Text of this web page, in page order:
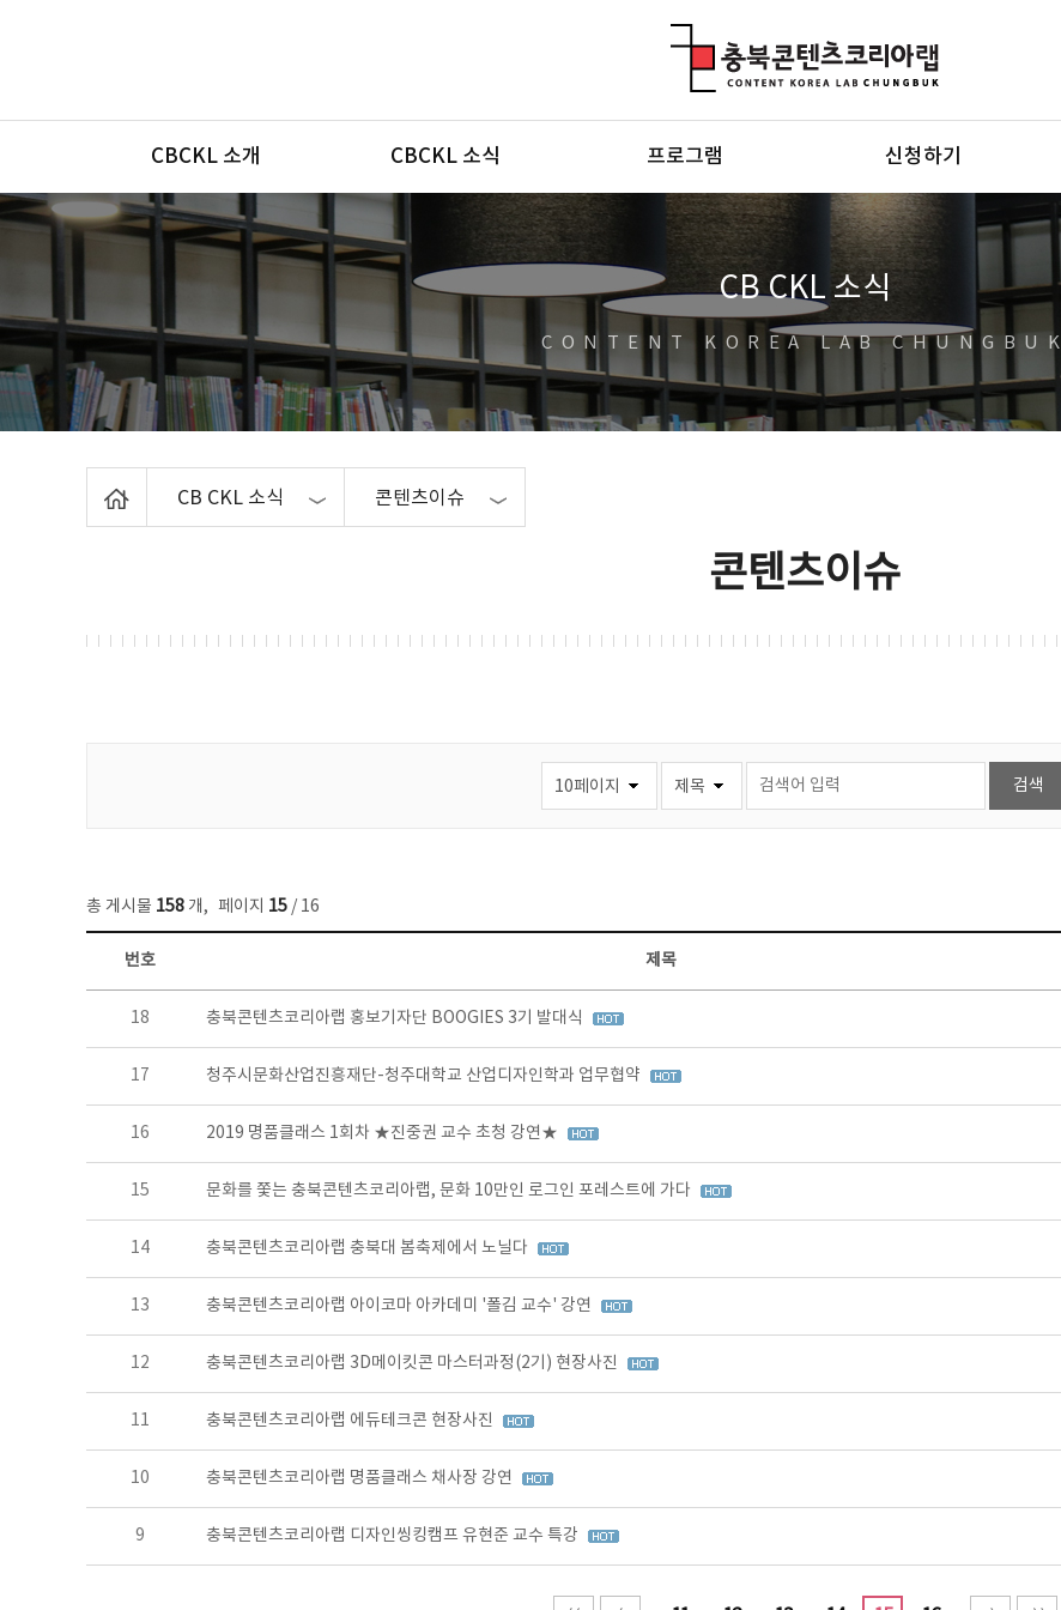
메뉴
CBCKL 소개 CBCKL 소식 프로그램 신청하기
CB CKL 소식
CONTENT KOREA LAB CHUNGBUK
CB CKL 소식 콘텐츠이슈
콘텐츠이슈
총 게시물 158 개, 페이지 15 / 16
콘텐츠이슈 목록 - 번호, 제목, 작성자, 파일, 조회수, 작성일 정보 제공
번호 제목
18 충북콘텐츠코리아랩 홍보기자단 BOOGIES 3기 발대식
17 청주시문화산업진흥재단-청주대학교 산업디자인학과 업무협약
16 2019 명품클래스 1회차 ★진중권 교수 초청 강연★
15 문화를 쫓는 충북콘텐츠코리아랩, 문화 10만인 로그인 포레스트에 가다
14 충북콘텐츠코리아랩 충북대 봄축제에서 노닐다
13 충북콘텐츠코리아랩 아이코마 아카데미 '폴김 교수' 강연
12 충북콘텐츠코리아랩 3D메이킷콘 마스터과정(2기) 현장사진
11 충북콘텐츠코리아랩 에듀테크콘 현장사진
10 충북콘텐츠코리아랩 명품클래스 채사장 강연
9 충북콘텐츠코리아랩 디자인씽킹캠프 유현준 교수 특강